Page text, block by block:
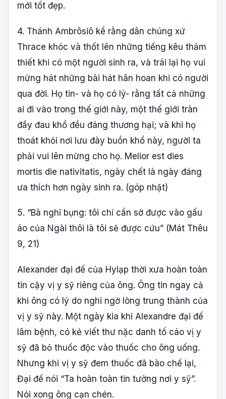
mới tốt đẹp.
4. Thánh Ambrôsiô kể rằng dân chúng xứ
Thrace khóc và thốt lên những tiếng kêu thảm
thiết khi có một người sinh ra, và trái lại họ vui
mừng hát những bài hát hân hoan khi có người
qua đời. Họ tin- và họ có lý- rằng tất cả những
ai đi vào trong thế giới này, một thế giới tràn
đầy đau khổ đều đáng thương hại; và khi họ
thoát khỏi nơi lưu đày buồn khổ này, người ta
phải vui lên mừng cho họ. Melior est dies
mortis die nativitatis, ngày chết là ngày đáng
ưa thích hơn ngày sinh ra. (góp nhặt)
5. “Bà nghĩ bụng: tôi chỉ cần sờ được vào gấu
áo của Ngài thôi là tôi sẽ được cứu” (Mát Thêu
9, 21)
Alexander đại đế của Hylạp thời xưa hoàn toàn
tin cậy vị y sỹ riêng của ông. Ông tin ngay cả
khi ông có lý do nghi ngờ lòng trung thành của
vị y sỹ này. Một ngày kia khi Alexandre đại đế
lâm bệnh, có kẻ viết thư nặc danh tố cáo vị y
sỹ đã bỏ thuốc độc vào thuốc cho ông uống.
Nhưng khi vị y sỹ đem thuốc đã bào chế lại,
Đại đế nói “Ta hoàn toàn tin tưởng nơi y sỹ”.
Nói xong ông cạn chén.